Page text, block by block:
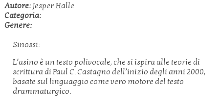
Autore:Jesper Halle
Categoria:
Genere:
Sinossi:
L’asino è un testo polivocale, che si ispira alle teorie di
scrittura di Paul C. Castagno dell’inizio degli anni 2000,
basate sul linguaggio come vero motore del testo
drammaturgico.